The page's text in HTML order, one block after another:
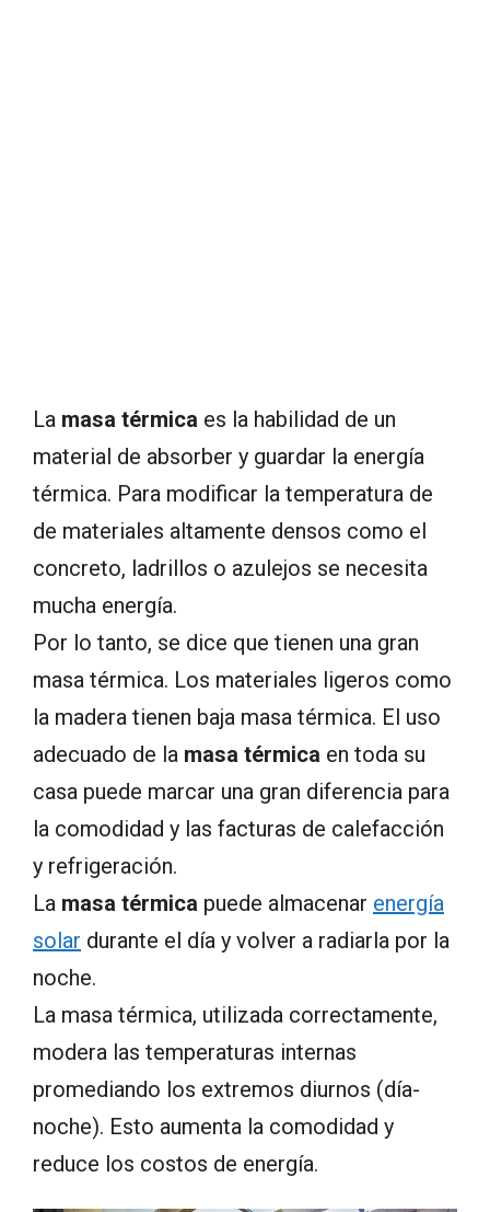
La masa térmica es la habilidad de un
material de absorber y guardar la energía
térmica. Para modificar la temperatura de
de materiales altamente densos como el
concreto, ladrillos o azulejos se necesita
mucha energía.
Por lo tanto, se dice que tienen una gran
masa térmica. Los materiales ligeros como
la madera tienen baja masa térmica. El uso
adecuado de la masa térmica en toda su
casa puede marcar una gran diferencia para
la comodidad y las facturas de calefacción
y refrigeración.
La masa térmica puede almacenar energía
solar durante el día y volver a radiarla por la
noche.
La masa térmica, utilizada correctamente,
modera las temperaturas internas
promediando los extremos diurnos (día-
noche). Esto aumenta la comodidad y
reduce los costos de energía.